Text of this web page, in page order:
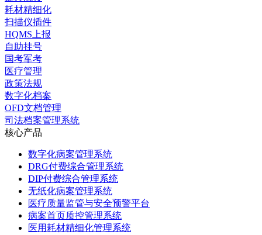
耗材精细化
扫描仪插件
HQMS上报
自助挂号
国考军考
医疗管理
政策法规
数字化档案
OFD文档管理
司法档案管理系统
核心产品
数字化病案管理系统
DRG付费综合管理系统
DIP付费综合管理系统
无纸化病案管理系统
医疗质量监管与安全预警平台
病案首页质控管理系统
医用耗材精细化管理系统